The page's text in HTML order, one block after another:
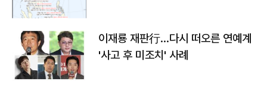
이재룡 재판行…다시 떠오른 연예계
'사고 후 미조치' 사례